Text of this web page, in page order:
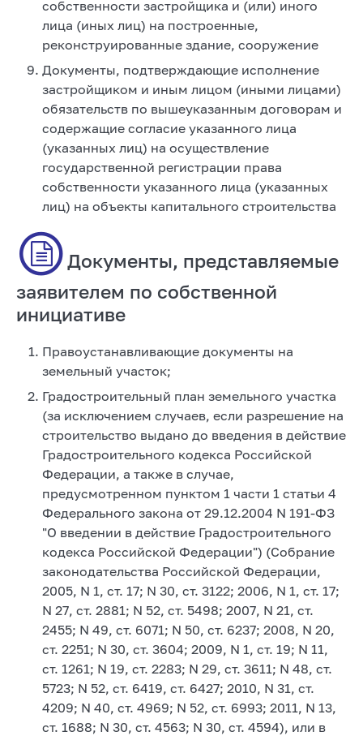
собственности застройщика и (или) иного
лица (иных лиц) на построенные,
реконструированные здание, сооружение
Документы, подтверждающие исполнение
застройщиком и иным лицом (иными лицами)
обязательств по вышеуказанным договорам и
содержащие согласие указанного лица
(указанных лиц) на осуществление
государственной регистрации права
собственности указанного лица (указанных
лиц) на объекты капитального строительства
Документы, представляемые
заявителем по собственной
инициативе
Правоустанавливающие документы на
земельный участок;
Градостроительный план земельного участка
(за исключением случаев, если разрешение на
строительство выдано до введения в действие
Градостроительного кодекса Российской
Федерации, а также в случае,
предусмотренном пунктом 1 части 1 статьи 4
Федерального закона от 29.12.2004 N 191-ФЗ
"О введении в действие Градостроительного
кодекса Российской Федерации") (Собрание
законодательства Российской Федерации,
2005, N 1, ст. 17; N 30, ст. 3122; 2006, N 1, ст. 17;
N 27, ст. 2881; N 52, ст. 5498; 2007, N 21, ст.
2455; N 49, ст. 6071; N 50, ст. 6237; 2008, N 20,
ст. 2251; N 30, ст. 3604; 2009, N 1, ст. 19; N 11,
ст. 1261; N 19, ст. 2283; N 29, ст. 3611; N 48, ст.
5723; N 52, ст. 6419, ст. 6427; 2010, N 31, ст.
4209; N 40, ст. 4969; N 52, ст. 6993; 2011, N 13,
ст. 1688; N 30, ст. 4563; N 30, ст. 4594), или в